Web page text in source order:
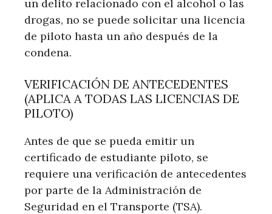
un delito relacionado con el alcohol o las
drogas, no se puede solicitar una licencia
de piloto hasta un año después de la
condena.
VERIFICACIÓN DE ANTECEDENTES
(APLICA A TODAS LAS LICENCIAS DE
PILOTO)
Antes de que se pueda emitir un
certificado de estudiante piloto, se
requiere una verificación de antecedentes
por parte de la Administración de
Seguridad en el Transporte (TSA).